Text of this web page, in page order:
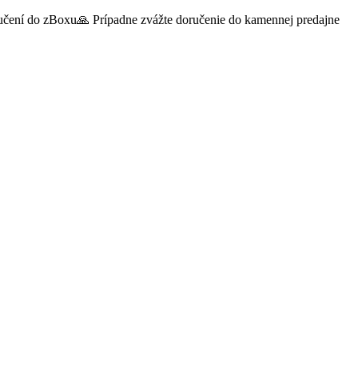
do zBoxu🙏 Prípadne zvážte doručenie do kamennej predajne